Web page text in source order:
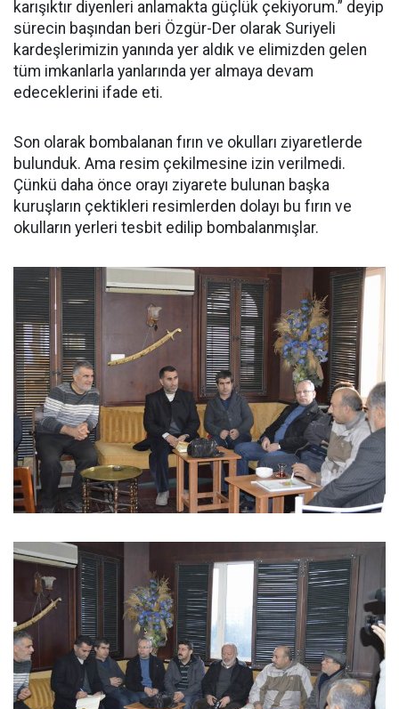
karışıktır diyenleri anlamakta güçlük çekiyorum.” deyip
sürecin başından beri Özgür-Der olarak Suriyeli
kardeşlerimizin yanında yer aldık ve elimizden gelen
tüm imkanlarla yanlarında yer almaya devam
edeceklerini ifade eti.
Son olarak bombalanan fırın ve okulları ziyaretlerde
bulunduk. Ama resim çekilmesine izin verilmedi.
Çünkü daha önce orayı ziyarete bulunan başka
kuruşların çektikleri resimlerden dolayı bu fırın ve
okulların yerleri tesbit edilip bombalanmışlar.